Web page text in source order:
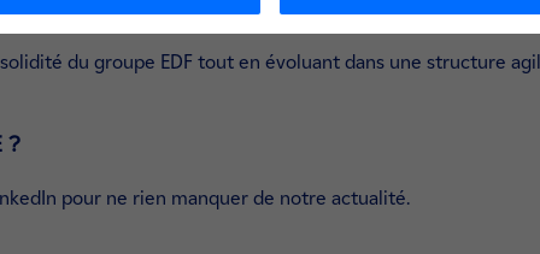
du groupe EDF tout en évoluant dans une structure
?
pour ne rien manquer de notre actualité.